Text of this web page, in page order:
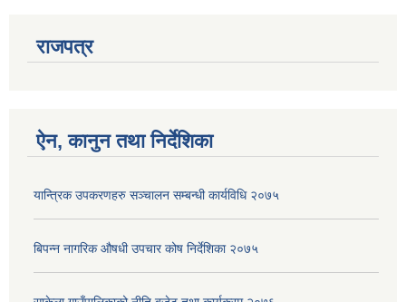
राजपत्र
ऐन, कानुन तथा निर्देशिका
यान्त्रिक उपकरणहरु सञ्चालन सम्बन्धी कार्यविधि २०७५
बिपन्न नागरिक ‍‍‌‍औषधी उपचार कोष निर्देशिका २०७५